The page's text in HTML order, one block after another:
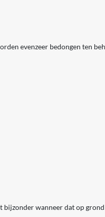
evenzeer bedongen ten
wanneer dat op grond